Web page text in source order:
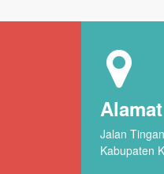
Alamat
Jalan
Kabupaten